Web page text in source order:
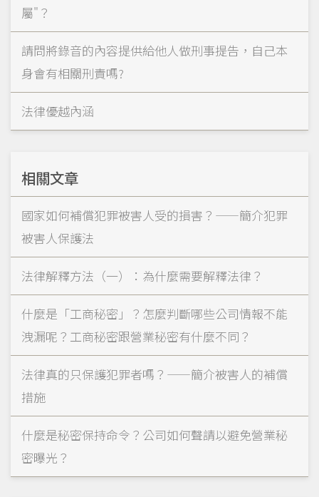
屬"？
請問將錄音的內容提供給他人做刑事提告，自己本
身會有相關刑責嗎?
法律優越內涵
相關文章
國家如何補償犯罪被害人受的損害？——簡介犯罪
被害人保護法
法律解釋方法（一）：為什麼需要解釋法律？
什麼是「工商秘密」？怎麼判斷哪些公司情報不能
洩漏呢？工商秘密跟營業秘密有什麼不同？
法律真的只保護犯罪者嗎？——簡介被害人的補償
措施
什麼是秘密保持命令？公司如何聲請以避免營業秘
密曝光？